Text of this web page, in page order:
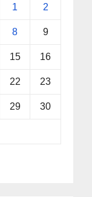
1 2
8 9
15 16
22 23
29 30